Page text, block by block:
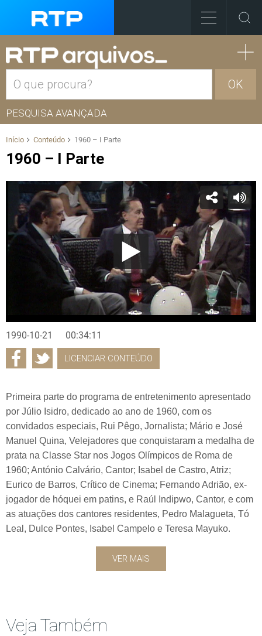
OK
PESQUISA AVANÇADA
Início Conteúdo 1960 – I Parte
1960 – I Parte
1990-10-21 00:34:11
LICENCIAR CONTEÚDO
Primeira parte do programa de entretenimento apresentado
por Júlio Isidro, dedicado ao ano de 1960, com os
convidados especiais, Rui Pêgo, Jornalista; Mário e José
Manuel Quina, Velejadores que conquistaram a medalha de
prata na Classe Star nos Jogos Olímpicos de Roma de
1960; António Calvário, Cantor; Isabel de Castro, Atriz;
Eurico de Barros, Crítico de Cinema; Fernando Adrião, ex-
jogador de hóquei em patins, e Raúl Indipwo, Cantor, e com
as atuações dos cantores residentes, Pedro Malagueta, Tó
Leal, Dulce Pontes, Isabel Campelo e Teresa Mayuko.
VER MAIS
Veja Também